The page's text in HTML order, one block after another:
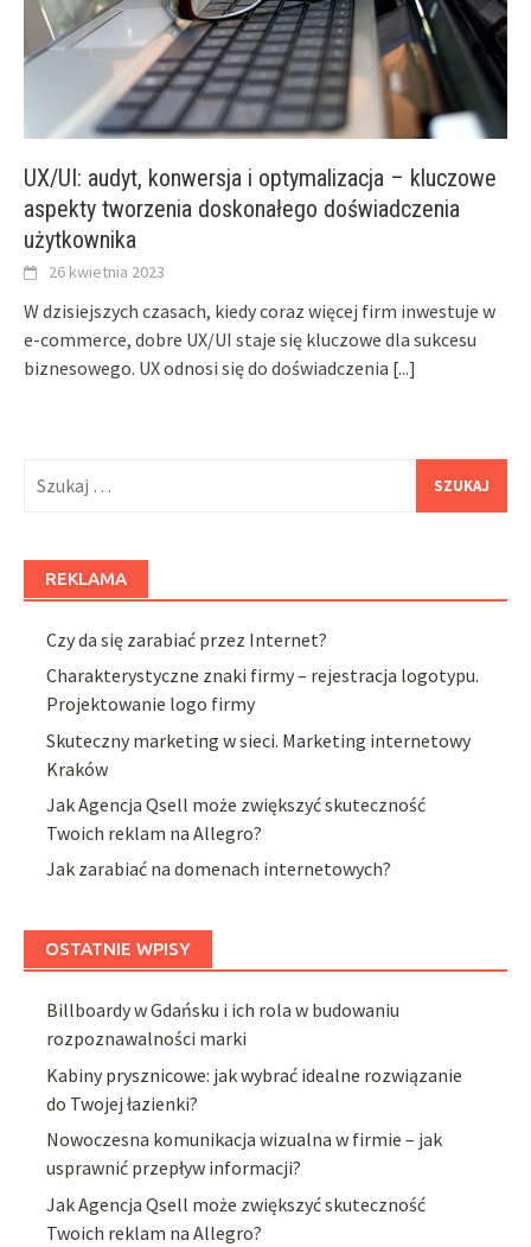
UX/UI: audyt, konwersja i optymalizacja – kluczowe
aspekty tworzenia doskonałego doświadczenia
użytkownika
26 kwietnia 2023
W dzisiejszych czasach, kiedy coraz więcej firm inwestuje w
e-commerce, dobre UX/UI staje się kluczowe dla sukcesu
biznesowego. UX odnosi się do doświadczenia [...]
REKLAMA
Czy da się zarabiać przez Internet?
Charakterystyczne znaki firmy – rejestracja logotypu.
Projektowanie logo firmy
Skuteczny marketing w sieci. Marketing internetowy
Kraków
Jak Agencja Qsell może zwiększyć skuteczność
Twoich reklam na Allegro?
Jak zarabiać na domenach internetowych?
OSTATNIE WPISY
Billboardy w Gdańsku i ich rola w budowaniu
rozpoznawalności marki
Kabiny prysznicowe: jak wybrać idealne rozwiązanie
do Twojej łazienki?
Nowoczesna komunikacja wizualna w firmie – jak
usprawnić przepływ informacji?
Jak Agencja Qsell może zwiększyć skuteczność
Twoich reklam na Allegro?